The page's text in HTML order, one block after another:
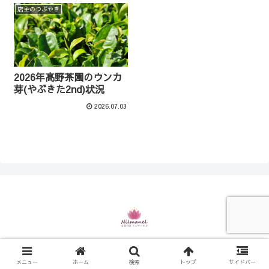
店主のつぶやき
2026年髙野茶園のウンカ
芽(やぶきた2nd)状況
2026.07.03
© 2021 お茶の店 ニルマーネル.
メニュー ホーム 検索 トップ サイドバー